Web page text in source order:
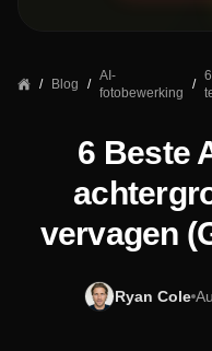
/ Blog /
AI-
fotobewerking
/
6 Beste
vervagen
Ryan Cole